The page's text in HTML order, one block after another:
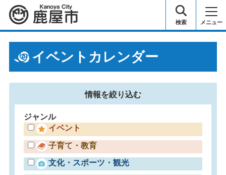
鹿屋市 検索 メニュー
イベントカレンダー
情報を絞り込む
ジャンル
イベント
子育て・教育
文化・スポーツ・観光